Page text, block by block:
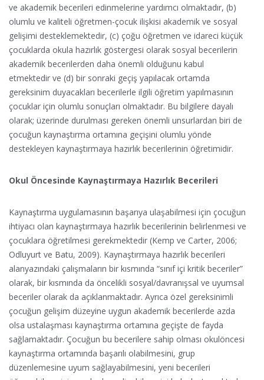
ve akademik becerileri edinmelerine yardımcı olmaktadır, (b)
olumlu ve kaliteli öğretmen-çocuk ilişkisi akademik ve sosyal
gelişimi desteklemektedir, (c) çoğu öğretmen ve idareci küçük
çocuklarda okula hazırlık göstergesi olarak sosyal becerilerin
akademik becerilerden daha önemli olduğunu kabul
etmektedir ve (d) bir sonraki geçiş yapılacak ortamda
gereksinim duyacakları becerilerle ilgili öğretim yapılmasının
çocuklar için olumlu sonuçları olmaktadır. Bu bilgilere dayalı
olarak; üzerinde durulması gereken önemli unsurlardan biri de
çocuğun kaynaştırma ortamına geçişini olumlu yönde
destekleyen kaynaştırmaya hazırlık becerilerinin öğretimidir.
Okul Öncesinde Kaynaştırmaya Hazırlık Becerileri
Kaynaştırma uygulamasının başarıya ulaşabilmesi için çocuğun
ihtiyacı olan kaynaştırmaya hazırlık becerilerinin belirlenmesi ve
çocuklara öğretilmesi gerekmektedir (Kemp ve Carter, 2006;
Odluyurt ve Batu, 2009). Kaynaştırmaya hazırlık becerileri
alanyazındaki çalışmaların bir kısmında “sınıf içi kritik beceriler”
olarak, bir kısmında da öncelikli sosyal/davranışsal ve uyumsal
beceriler olarak da açıklanmaktadır. Ayrıca özel gereksinimli
çocuğun gelişim düzeyine uygun akademik becerilerde azda
olsa ustalaşması kaynaştırma ortamına geçişte de fayda
sağlamaktadır. Çocuğun bu becerilere sahip olması okulöncesi
kaynaştırma ortamında başarılı olabilmesini, grup
düzenlemesine uyum sağlayabilmesini, yeni becerileri